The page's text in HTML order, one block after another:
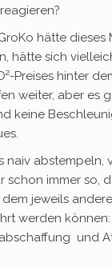
hätte dieses
hätte sich
Preises hinter
weiter, aber es
keine
naiv abstempeln,
schon immer so,
jeweils
werden können:
und